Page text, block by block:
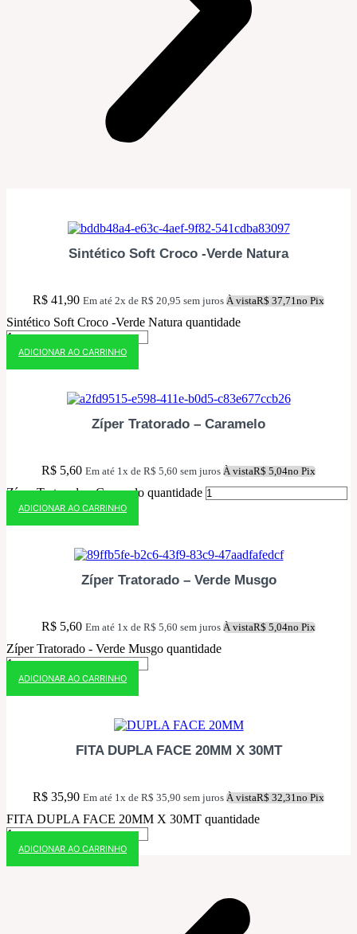
Sintético Soft Croco -Verde Natura
R$ 41,90 Em até 2x de R$ 20,95 sem juros À vistaR$ 37,71no Pix
Sintético Soft Croco -Verde Natura quantidade
ADICIONAR AO CARRINHO
Zíper Tratorado – Caramelo
R$ 5,60 Em até 1x de R$ 5,60 sem juros À vistaR$ 5,04no Pix
Zíper Tratorado - Caramelo quantidade
ADICIONAR AO CARRINHO
Zíper Tratorado – Verde Musgo
R$ 5,60 Em até 1x de R$ 5,60 sem juros À vistaR$ 5,04no Pix
Zíper Tratorado - Verde Musgo quantidade
ADICIONAR AO CARRINHO
FITA DUPLA FACE 20MM X 30MT
R$ 35,90 Em até 1x de R$ 35,90 sem juros À vistaR$ 32,31no Pix
FITA DUPLA FACE 20MM X 30MT quantidade
ADICIONAR AO CARRINHO